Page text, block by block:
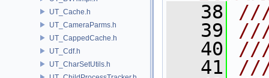
UT_Cache.h
UT_CameraParms.h
UT_CappedCache.h
UT_Cdf.h
UT_CharSetUtils.h
   38
   39
   40
///
   41